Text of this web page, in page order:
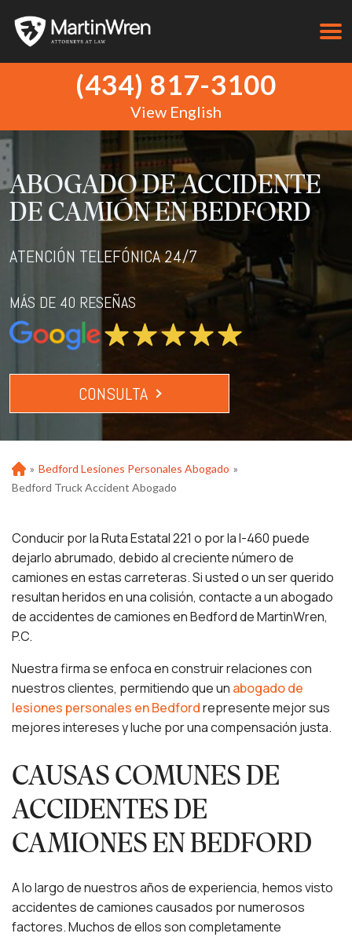
(434) 817-3100
View English
ABOGADO DE ACCIDENTE
DE CAMIÓN EN BEDFORD
ATENCIÓN TELEFÓNICA 24/7
MÁS DE 40 RESEÑAS
CONSULTA
Ho
m
» Bedford Lesiones Personales Abogado »
Bedford Truck Accident Abogado
Conducir por la Ruta Estatal 221 o por la I-460 puede
dejarlo abrumado, debido al creciente número de
camiones en estas carreteras. Si usted o un ser querido
resultan heridos en una colisión, contacte a un abogado
de accidentes de camiones en Bedford de MartinWren,
P.C.
Nuestra firma se enfoca en construir relaciones con
nuestros clientes, permitiendo que un abogado de
lesiones personales en Bedfordrepresente mejor sus
mejores intereses y luche por una compensación justa.
CAUSAS COMUNES DE
ACCIDENTES DE
CAMIONES EN BEDFORD
A lo largo de nuestros años de experiencia, hemos visto
accidentes de camiones causados por numerosos
factores. Muchos de ellos son completamente